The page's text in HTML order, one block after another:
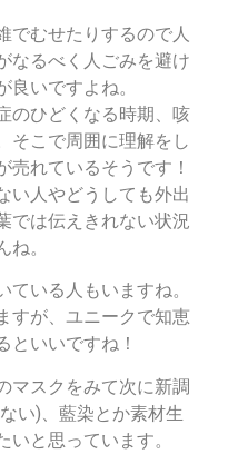
でむせたりするので人
なるべく人ごみを避け
良いですよね。
のひどくなる時期、咳
そこで周囲に理解をし
売れているそうです！
い人やどうしても外出
では伝えきれない状況
。
いる人もいますね。
すが、ユニークで知恵
といいですね！
マスクをみて次に新調
い)、藍染とか素材生
と思っています。